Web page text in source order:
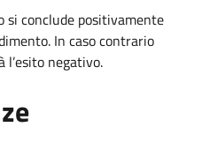
conclude positivamente
In caso contrario
l’esito negativo.